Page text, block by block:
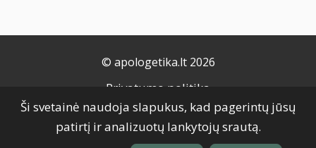
© apologetika.lt 2026
Privatumo politika
Naudojimo taisyklės
Slapukų politika
Ši svetainė naudoja slapukus, kad pagerintų jūsų
patirtį ir analizuotų lankytojų srautą.